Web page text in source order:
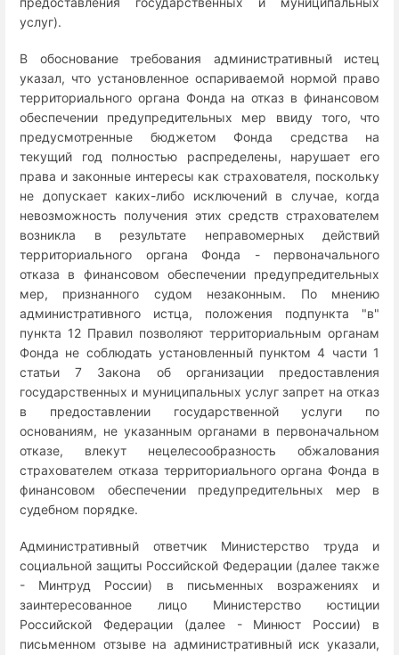
услуг).
В обоснование требования административный истец
указал, что установленное оспариваемой нормой право
территориального органа Фонда на отказ в финансовом
обеспечении предупредительных мер ввиду того, что
предусмотренные бюджетом Фонда средства на
текущий год полностью распределены, нарушает его
права и законные интересы как страхователя, поскольку
не допускает каких-либо исключений в случае, когда
невозможность получения этих средств страхователем
возникла в результате неправомерных действий
территориального органа Фонда - первоначального
отказа в финансовом обеспечении предупредительных
мер, признанного судом незаконным. По мнению
административного истца, положения подпункта "в"
пункта 12 Правил позволяют территориальным органам
Фонда не соблюдать установленный пунктом 4 части 1
статьи 7 Закона об организации предоставления
государственных и муниципальных услуг запрет на отказ
в предоставлении государственной услуги по
основаниям, не указанным органами в первоначальном
отказе, влекут нецелесообразность обжалования
страхователем отказа территориального органа Фонда в
финансовом обеспечении предупредительных мер в
судебном порядке.
Административный ответчик Министерство труда и
социальной защиты Российской Федерации (далее также
- Минтруд России) в письменных возражениях и
заинтересованное лицо Министерство юстиции
Российской Федерации (далее - Минюст России) в
письменном отзыве на административный иск указали,